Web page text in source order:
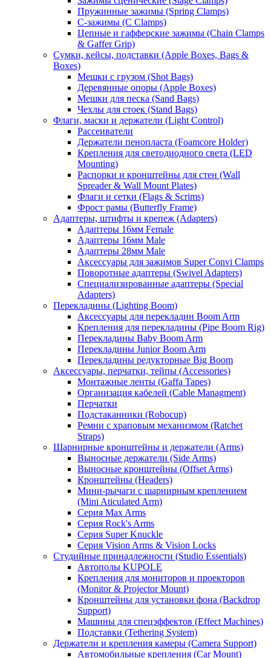
Пружинные зажимы (Spring Clamps)
С-зажимы (C Clamps)
Цепные и гафферские зажимы (Chain Clamps
& Gaffer Grip)
Сумки, кейсы, подставки (Apple Boxes, Bags &
Boxes)
Мешки с грузом (Shot Bags)
Деревянные опоры (Apple Boxes)
Мешки для песка (Sand Bags)
Чехлы для стоек (Stand Bags)
Флаги, маски и держатели (Light Control)
Рассеиватели
Держатели пенопласта (Foamcore Holder)
Крепления для светодиодного света (LED
Mounting)
Распорки и кронштейны для стен (Wall
Spreader & Wall Mount Plates)
Флаги и сетки (Flags & Scrims)
Фрост рамы (Butterfly Frame)
Адаптеры, штифты и крепеж (Adapters)
Адаптеры 16мм Female
Адаптеры 16мм Male
Адаптеры 28мм Male
Аксессуары для зажимов Super Convi Clamps
Поворотные адаптеры (Swivel Adapters)
Специализированные адаптеры (Special
Adapters)
Перекладины (Lighting Boom)
Аксессуары для перекладин Boom Arm
Крепления для перекладины (Pipe Boom Rig)
Перекладины Baby Boom Arm
Перекладины Junior Boom Arm
Перекладины редукторные Big Boom
Аксессуары, перчатки, тейпы (Accessories)
Монтажные ленты (Gaffa Tapes)
Организация кабелей (Cable Managment)
Перчатки
Подстаканники (Robocup)
Ремни с храповым механизмом (Ratchet
Straps)
Шарнирные кронштейны и держатели (Arms)
Выносные держатели (Side Arms)
Выносные кронштейны (Offset Arms)
Кронштейны (Headers)
Мини-рычаги с шарнирным креплением
(Mini Aticulated Arm)
Серия Max Arms
Серия Rock's Arms
Серия Super Knuckle
Серия Vision Arms & Vision Locks
Студийные принадлежности (Studio Essentials)
Автополы KUPOLE
Крепления для мониторов и проекторов
(Monitor & Projector Mount)
Кронштейны для установки фона (Backdrop
Support)
Машины для спецэффектов (Effect Machines)
Подставки (Tethering System)
Держатели и крепления камеры (Camera Support)
Автомобильные крепления (Car Mount)